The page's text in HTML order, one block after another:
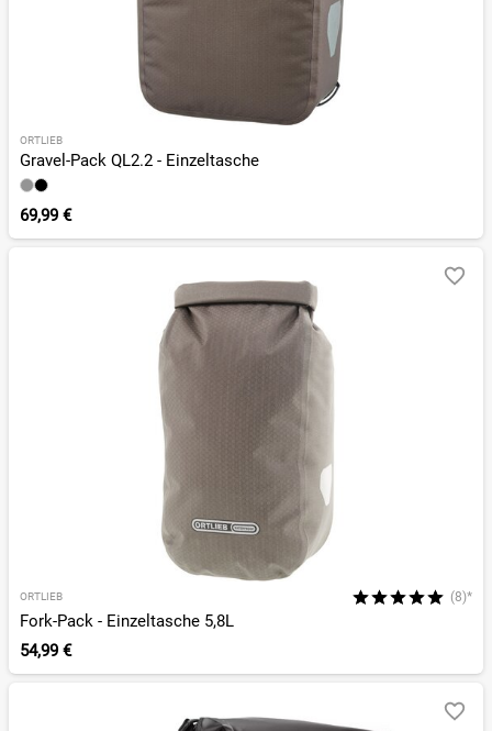
ORTLIEB
Gravel-Pack QL2.2 - Einzeltasche
69,99 €
ORTLIEB (8)*
Fork-Pack - Einzeltasche 5,8L
54,99 €